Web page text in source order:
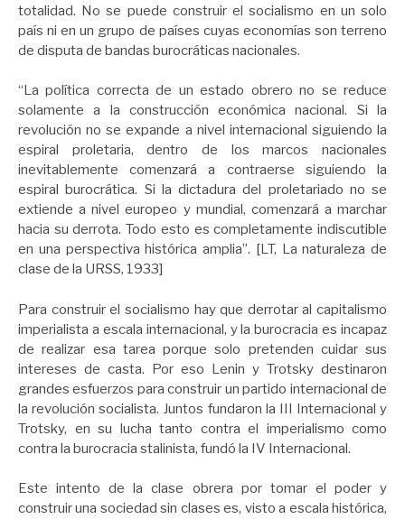
totalidad. No se puede construir el socialismo en un solo
país ni en un grupo de países cuyas economías son terreno
de disputa de bandas burocráticas nacionales.
“La política correcta de un estado obrero no se reduce
solamente a la construcción económica nacional. Si la
revolución no se expande a nivel internacional siguien­do la
espiral proletaria, dentro de los marcos naciona­les
inevitablemente comenzará a contraerse siguiendo la
espiral burocrática. Si la dictadura del proletariado no se
extiende a nivel europeo y mundial, comenzará a marchar
hacia su derrota. Todo esto es completamen­te indiscutible
en una perspectiva histórica amplia”. [LT, La naturaleza de
clase de la URSS, 1933]
Para construir el socialismo hay que derrotar al capitalismo
imperialista a escala internacional, y la burocracia es incapaz
de realizar esa tarea porque solo pretenden cuidar sus
intereses de casta. Por eso Lenin y Trotsky destinaron
grandes esfuerzos para construir un partido internacional de
la revolución socialista. Juntos fundaron la III Internacional y
Trotsky, en su lucha tanto contra el imperialismo como
contra la burocracia stalinista, fundó la IV Internacional.
Este intento de la clase obrera por tomar el poder y
construir una sociedad sin clases es, visto a escala histórica,